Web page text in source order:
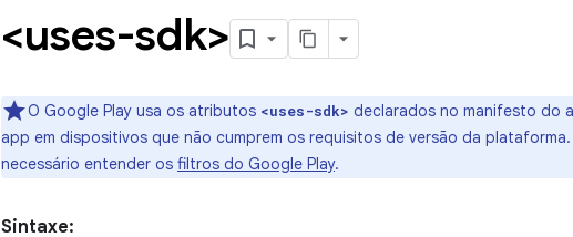
<uses-sdk>
O Google Play usa os atributos <uses-sdk> declarados no manifesto do
app em dispositivos que não cumprem os requisitos de versão da
necessário entender os filtros do Google Play.
Sintaxe: